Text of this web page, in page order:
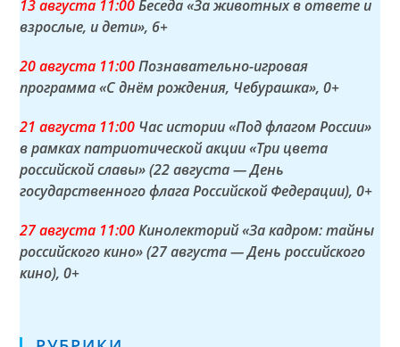
13 августа 11:00Беседа «За животных в ответе и
взрослые, и дети», 6+
20 августа 11:00Познавательно-игровая
программа «С днём рождения, Чебурашка», 0+
21 августа 11:00 Час истории «Под флагом России»
в рамках патриотической акции «Три цвета
российской славы» (22 августа — День
государственного флага Российской Федерации), 0+
27 августа 11:00Кинолекторий «За кадром: тайны
российского кино» (27 августа — День российского
кино), 0+